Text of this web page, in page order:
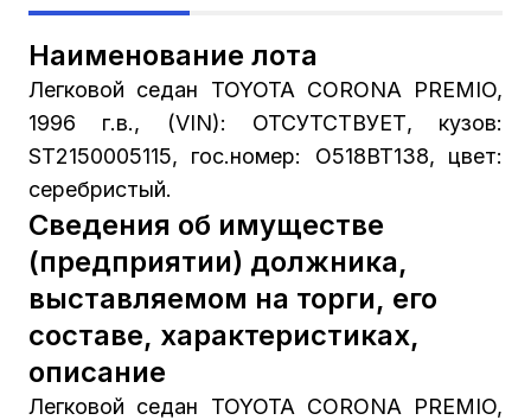
Наименование лота
Легковой седан TOYOTA CORONA PREMIO,
1996 г.в., (VIN): ОТСУТСТВУЕТ, кузов:
ST2150005115, гос.номер: О518ВТ138, цвет:
серебристый.
Сведения об имуществе
(предприятии) должника,
выставляемом на торги, его
составе, характеристиках,
описание
Легковой седан TOYOTA CORONA PREMIO,